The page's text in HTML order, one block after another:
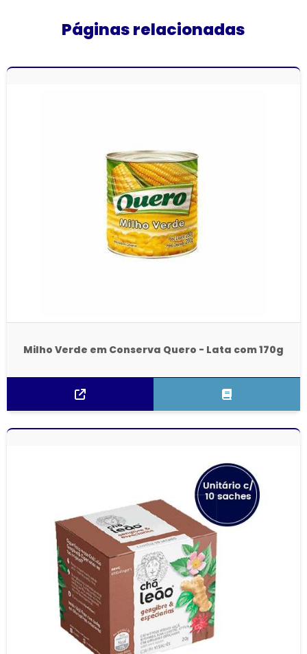
Páginas relacionadas
Milho Verde em Conserva Quero - Lata com 170g